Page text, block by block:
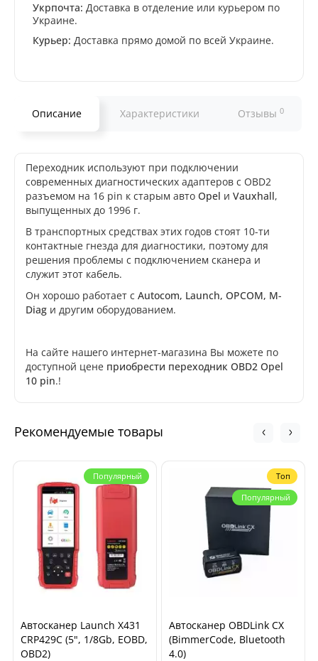
Укрпочта: Доставка в отделение или курьером по
Украине.
Курьер: Доставка прямо домой по всей Украине.
Описание Характеристики Отзывы 0
Переходник используют при подключении
современных диагностических адаптеров с OBD2
разъемом на 16 pin к старым авто Opel и Vauxhall,
выпущенных до 1996 г.
В транспортных средствах этих годов стоят 10-ти
контактные гнезда для диагностики, поэтому для
решения проблемы с подключением сканера и
служит этот кабель.
Он хорошо работает с Autocom, Launch, OPCOM, M-
Diag и другим оборудованием.
На сайте нашего интернет-магазина Вы можете по
доступной цене приобрести переходник OBD2 Opel
10 pin.!
Рекомендуемые товары
Популярный
Автосканер Launch X431
CRP429C (5", 1/8Gb, EOBD,
OBD2)
Топ
Популярный
Автосканер OBDLink CX
(BimmerCode, Bluetooth
4.0)